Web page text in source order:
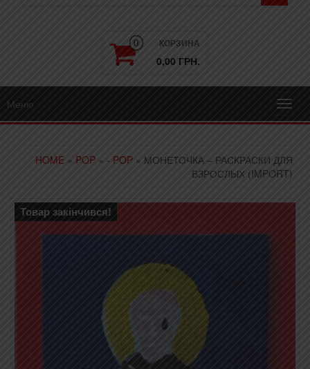
0 КОРЗИНА
0,00 ГРН.
Меню
HOME » POP » - POP » МОНЕТОЧКА – РАСКРАСКИ ДЛЯ
ВЗРОСЛЫХ (IMPORT)
Товар закінчився!